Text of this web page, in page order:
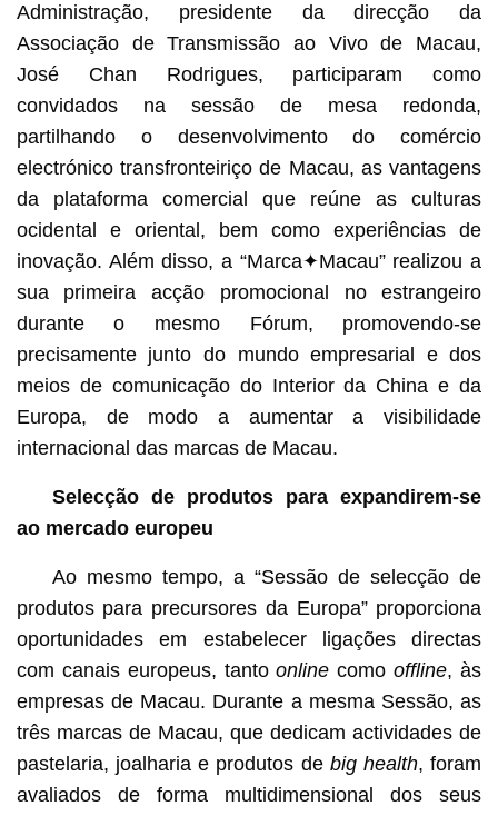
Administração, presidente da direcção da
Associação de Transmissão ao Vivo de Macau,
José Chan Rodrigues, participaram como
convidados na sessão de mesa redonda,
partilhando o desenvolvimento do comércio
electrónico transfronteiriço de Macau, as vantagens
da plataforma comercial que reúne as culturas
ocidental e oriental, bem como experiências de
inovação. Além disso, a “Marca✦Macau” realizou a
sua primeira acção promocional no estrangeiro
durante o mesmo Fórum, promovendo-se
precisamente junto do mundo empresarial e dos
meios de comunicação do Interior da China e da
Europa, de modo a aumentar a visibilidade
internacional das marcas de Macau.
Selecção de produtos para expandirem-se
ao mercado europeu
Ao mesmo tempo, a “Sessão de selecção de
produtos para precursores da Europa” proporciona
oportunidades em estabelecer ligações directas
com canais europeus, tantoonline comooffline, às
empresas de Macau. Durante a mesma Sessão, as
três marcas de Macau, que dedicam actividades de
pastelaria, joalharia e produtos de big health, foram
avaliados de forma multidimensional dos seus